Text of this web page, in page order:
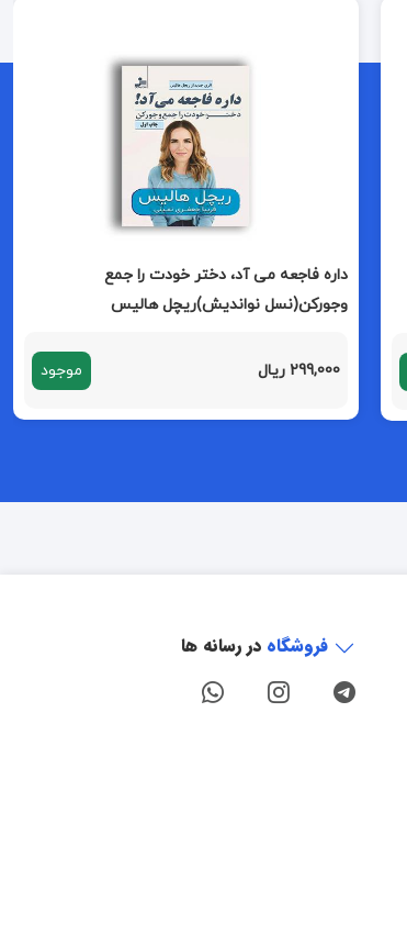
داره فاجعه می آد، دختر خودت را جمع
وجورکن(نسل نواندیش)ریچل هالیس
299,000 ریال موجود
فروشگاه در رسانه ها